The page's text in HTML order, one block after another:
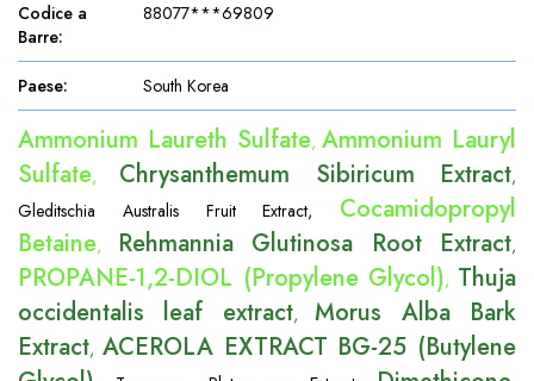
Codice a
Barre:
88077***69809
Paese: South Korea
Ammonium Laureth Sulfate,Ammonium Lauryl
Sulfate, Chrysanthemum Sibiricum Extract,
Gleditschia Australis Fruit Extract, Cocamidopropyl
Betaine, Rehmannia Glutinosa Root Extract,
PROPANE-1,2-DIOL (Propylene Glycol), Thuja
occidentalis leaf extract,Morus Alba Bark
Extract, ACEROLA EXTRACT BG-25 (Butylene